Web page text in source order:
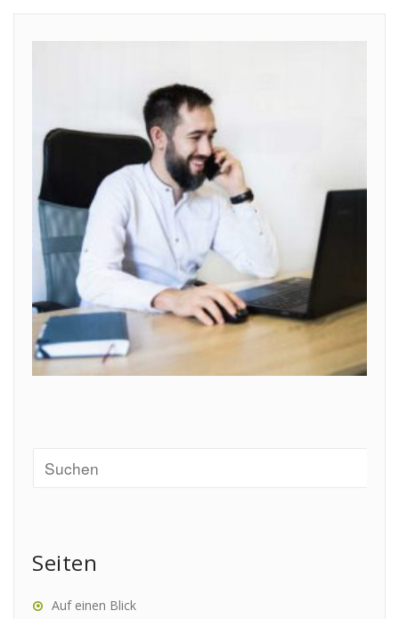
Seiten
Auf einen Blick